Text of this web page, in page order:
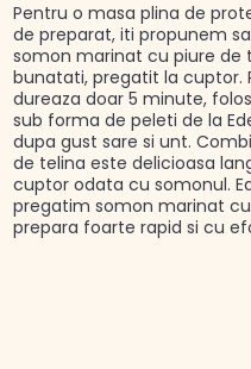
Pentru o masa plina de
de preparat, iti propunem
somon marinat cu piure de
bunatati, pregatit la cuptor.
dureaza doar 5 minute,
sub forma de peleti de la
dupa gust sare si unt.
de telina este delicioasa
cuptor odata cu somonul.
pregatim somon marinat
prepara foarte rapid si cu